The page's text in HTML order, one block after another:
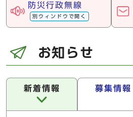
防災行政無線
別ウィンドウで開く
お知らせ
新着情報 募集情報